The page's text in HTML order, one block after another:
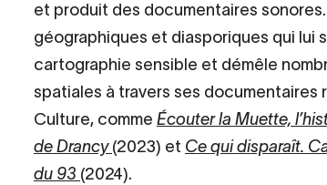
et produit des documentaires
géographiques et diasporiques qui lui
cartographie sensible et démêle
spatiales à travers ses documentaires
Culture, comme Écouter la Muette,
de Drancy (2023) et Ce qui disparaît.
du 93 (2024).